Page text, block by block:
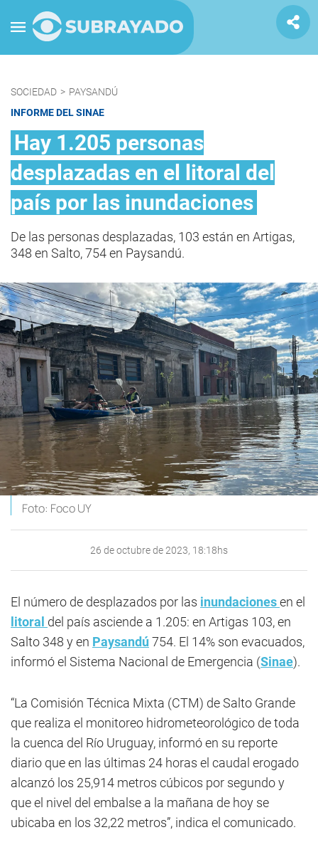
SOCIEDAD > PAYSANDÚ
INFORME DEL SINAE
Hay 1.205 personas
desplazadas en el litoral del
país por las inundaciones
De las personas desplazadas, 103 están en Artigas,
348 en Salto, 754 en Paysandú.
Foto: Foco UY
26 de octubre de 2023, 18:18hs
El número de desplazados por las inundacionesen el
litoral del país asciende a 1.205: en Artigas 103, en
Salto 348 y en Paysandú754. El 14% son evacuados,
informó el Sistema Nacional de Emergencia (Sinae).
“La Comisión Técnica Mixta (CTM) de Salto Grande
que realiza el monitoreo hidrometeorológico de toda
la cuenca del Río Uruguay, informó en su reporte
diario que en las últimas 24 horas el caudal erogado
alcanzó los 25,914 metros cúbicos por segundo y
que el nivel del embalse a la mañana de hoy se
ubicaba en los 32,22 metros”, indica el comunicado.